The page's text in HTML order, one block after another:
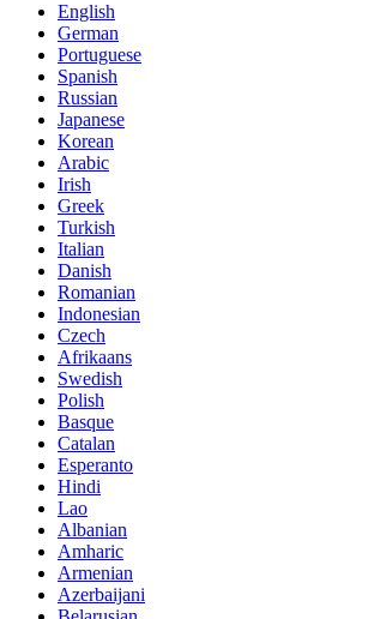
English
German
Portuguese
Spanish
Russian
Japanese
Korean
Arabic
Irish
Greek
Turkish
Italian
Danish
Romanian
Indonesian
Czech
Afrikaans
Swedish
Polish
Basque
Catalan
Esperanto
Hindi
Lao
Albanian
Amharic
Armenian
Azerbaijani